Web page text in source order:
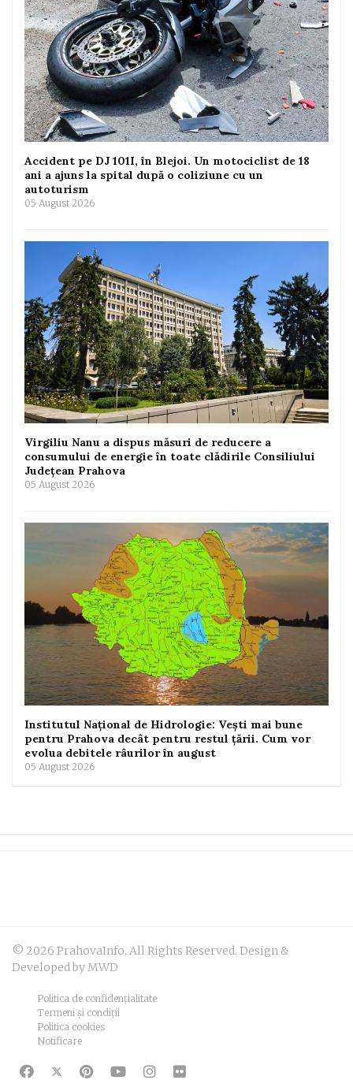
Accident pe DJ 101I, în Blejoi. Un motociclist de 18
ani a ajuns la spital după o coliziune cu un
autoturism
05 August 2026
Virgiliu Nanu a dispus măsuri de reducere a
consumului de energie în toate clădirile Consiliului
Județean Prahova
05 August 2026
Institutul Național de Hidrologie: Vești mai bune
pentru Prahova decât pentru restul țării. Cum vor
evolua debitele râurilor în august
05 August 2026
© 2026 PrahovaInfo. All Rights Reserved. Design &
Developed by MWD
Politica de confidențialitate
Termeni și condiții
Politica cookies
Notificare